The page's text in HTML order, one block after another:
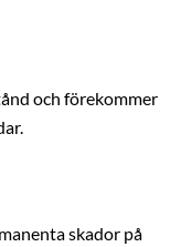
och förekommer
skador på